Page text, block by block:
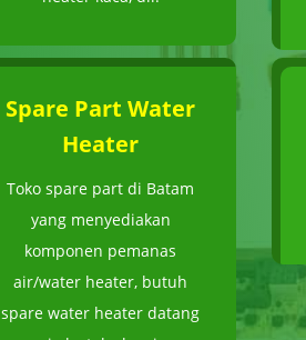
Spare Part Water
Heater
Toko spare part di Batam
yang menyediakan
komponen pemanas
air/water heater, butuh
spare water heater datang